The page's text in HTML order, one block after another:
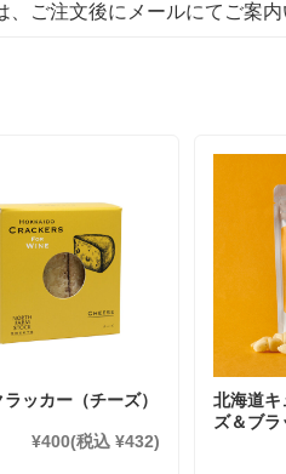
ご注文後にメールにてご案内
ッカー（チーズ）
¥400(税込 ¥432)
北海道キ
ズ＆ブラ